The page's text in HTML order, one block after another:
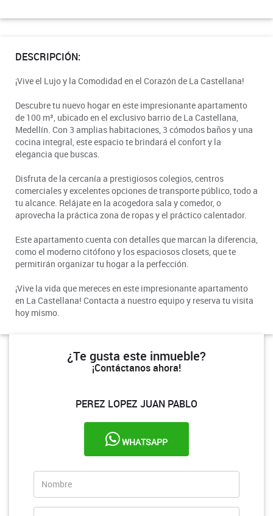
DESCRIPCIÓN:
¡Vive el Lujo y la Comodidad en el Corazón de La Castellana!
Descubre tu nuevo hogar en este impresionante apartamento
de 100 m², ubicado en el exclusivo barrio de La Castellana,
Medellín. Con 3 amplias habitaciones, 3 cómodos baños y una
cocina integral, este espacio te brindará el confort y la
elegancia que buscas.
Disfruta de la cercanía a prestigiosos colegios, centros
comerciales y excelentes opciones de transporte público, todo a
tu alcance. Relájate en la acogedora sala y comedor, o
aprovecha la práctica zona de ropas y el práctico calentador.
Este apartamento cuenta con detalles que marcan la diferencia,
como el moderno citófono y los espaciosos closets, que te
permitirán organizar tu hogar a la perfección.
¡Vive la vida que mereces en este impresionante apartamento
en La Castellana! Contacta a nuestro equipo y reserva tu visita
hoy mismo.
¿Te gusta este inmueble?
¡Contáctanos ahora!
PEREZ LOPEZ JUAN PABLO
WHATSAPP